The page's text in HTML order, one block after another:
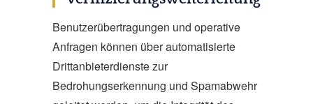
Benutzerübertragungen und operative
Anfragen können über automatisierte
Drittanbieterdienste zur
Bedrohungserkennung und Spamabwehr